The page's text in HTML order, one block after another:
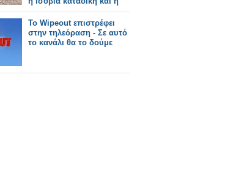
συζήτηση που
συνεχίζεται
Το Wipeout επιστρέφει
στην τηλεόραση - Σε αυτό
το κανάλι θα το δούμε